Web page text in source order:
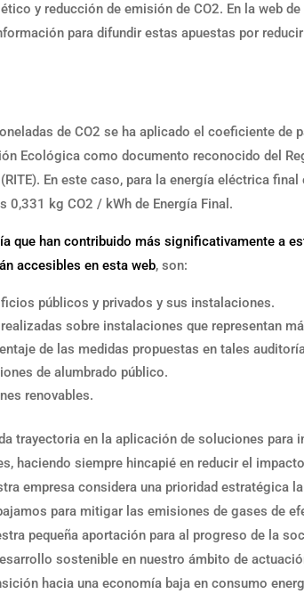
y reducción de emisión de CO2. En la web
para difundir estas apuestas por
de CO2 se ha aplicado el coeficiente de
Ecológica como documento reconocido del
En este caso, para la energía eléctrica
0,331 kg CO2 / kWh de Energía Final.
que han contribuido más significativamente a
accesibles en esta web, son:
públicos y privados y sus instalaciones.
sobre instalaciones que representan
de las medidas propuestas en tales
de alumbrado público.
renovables.
trayectoria en la aplicación de soluciones para
haciendo siempre hincapié en reducir el
empresa considera una prioridad estratégica
para mitigar las emisiones de gases de
pequeña aportación para al progreso de la
sostenible en nuestro ámbito de
hacia una economía baja en consumo